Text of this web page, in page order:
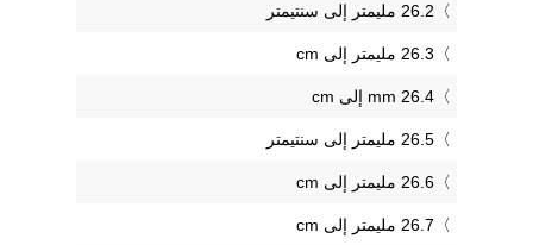
26.2 مليمتر إلى سنتيمتر
26.3 مليمتر إلى cm
26.4 mm إلى cm
26.5 مليمتر إلى سنتيمتر
26.6 مليمتر إلى cm
26.7 مليمتر إلى cm